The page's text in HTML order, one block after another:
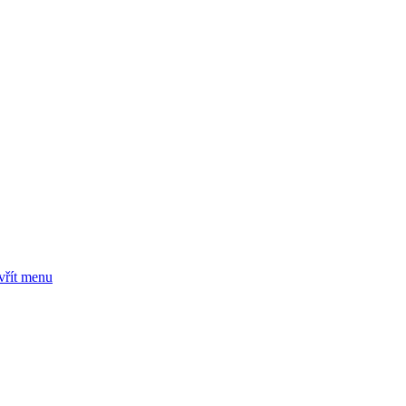
menu